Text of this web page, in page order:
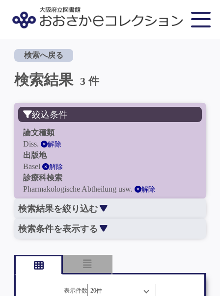
検索へ戻る
検索結果 3 件
絞込条件
論文種類
Diss.
解除
出版地
Basel
解除
診療科検索
Pharmakologische Abtheilung usw.
解除
検索結果を絞り込む
検索条件を表示する
表示件数